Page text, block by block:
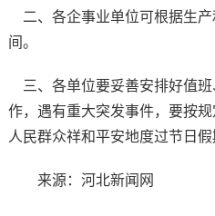
二、各企事业单位可根据生
间。
三、各单位要妥善安排好值
作，遇有重大突发事件，要按
人民群众祥和平安地度过节日假
来源：河北新闻网